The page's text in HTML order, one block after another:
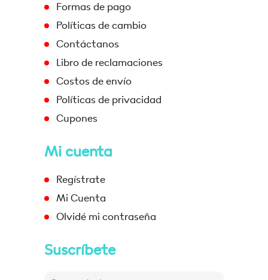
Formas de pago
Políticas de cambio
Contáctanos
Libro de reclamaciones
Costos de envío
Políticas de privacidad
Cupones
Mi cuenta
Regístrate
Mi Cuenta
Olvidé mi contraseña
Suscríbete